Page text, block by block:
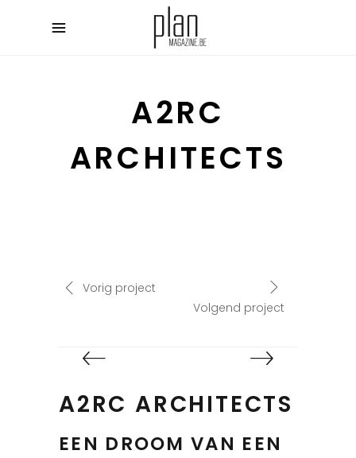
A2RC
ARCHITECTS
Vorig project
Volgend project
A2RC ARCHITECTS
EEN DROOM VAN EEN